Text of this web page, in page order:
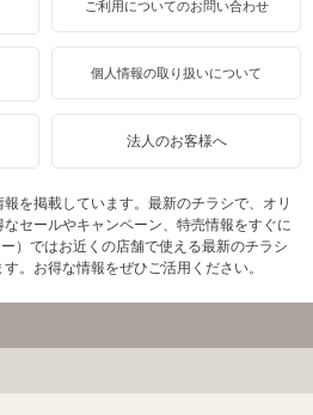
ご利用についてのお問い合わせ
個人情報の取り扱いについて
法人のお客様へ
を掲載しています。最新のチラシで、オリ
セールやキャンペーン、特売情報をすぐに
）ではお近くの店舗で使える最新のチラシ
。お得な情報をぜひご活用ください。